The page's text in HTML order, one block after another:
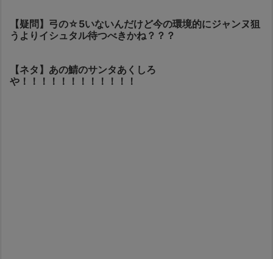
【疑問】弓の☆5いないんだけど今の環境的にジャンヌ狙
うよりイシュタル待つべきかね？？？
【ネタ】あの鯖のサンタあくしろ
や！！！！！！！！！！！！